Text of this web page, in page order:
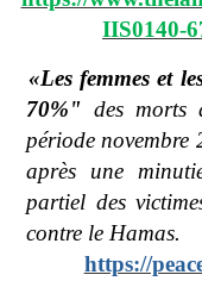
IIS0140-
«Les femmes et
70%"des
période
après une
partiel des
contre le Hamas.
https://